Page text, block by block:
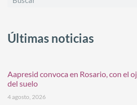
Últimas noticias
Aapresid convoca en Rosario, con el
del suelo
4 agosto, 2026